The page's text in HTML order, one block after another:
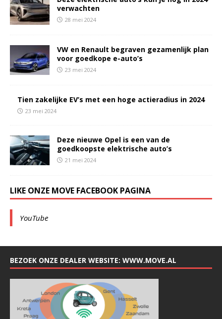
verwachten
28 mei 2024
VW en Renault begraven gezamenlijk plan
voor goedkope e-auto’s
23 mei 2024
Tien zakelijke EV’s met een hoge actieradius in 2024
23 mei 2024
Deze nieuwe Opel is een van de
goedkoopste elektrische auto’s
21 mei 2024
LIKE ONZE MOVE FACEBOOK PAGINA
YouTube
BEZOEK ONZE DEALER WEBSITE: WWW.MOVE.AL